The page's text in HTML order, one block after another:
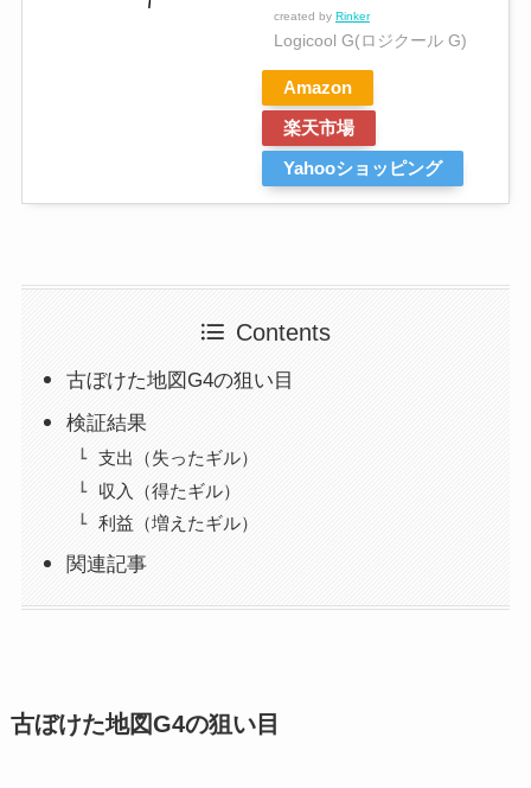
created by Rinker
Logicool G(ロジクール G)
Amazon
楽天市場
Yahooショッピング
Contents
古ぼけた地図G4の狙い目
検証結果
支出（失ったギル）
収入（得たギル）
利益（増えたギル）
関連記事
古ぼけた地図G4の狙い目